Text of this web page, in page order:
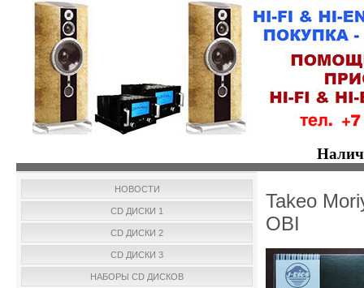
НОВОСТИ
CD ДИСКИ 1
CD ДИСКИ 2
CD ДИСКИ 3
НАБОРЫ CD ДИСКОВ
Takeo
OBI